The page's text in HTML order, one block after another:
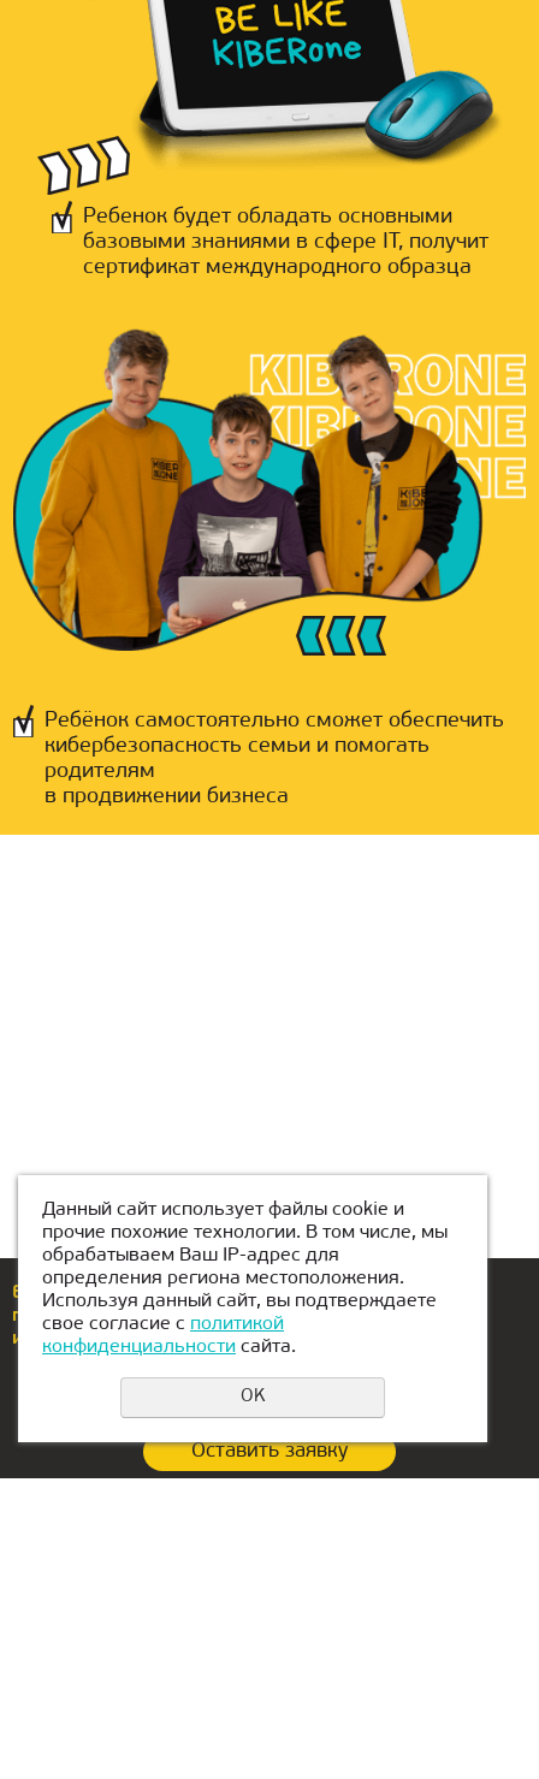
Ребенок будет обладать основными
базовыми знаниями в сфере IT, получит
сертификат международного образца
Ребёнок самостоятельно сможет обеспечить
кибербезопасность семьи и помогать
родителям
в продвижении бизнеса
Еcли у вас возникли вопросы или предложения,
позвоните по номеру +992112400400
или напишите намdushanbe@kiber1.com
Оставить заявку
Данный сайт использует файлы cookie и
прочие похожие технологии. В том числе, мы
обрабатываем Ваш IP-адрес для
определения региона местоположения.
Используя данный сайт, вы подтверждаете
свое согласие с политикой
конфиденциальности сайта.
OK